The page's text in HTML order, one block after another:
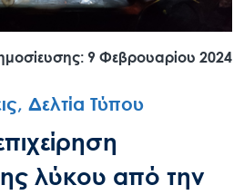
9 Φεβρουαρίου 2024
Δελτία Τύπου
λύκου από την